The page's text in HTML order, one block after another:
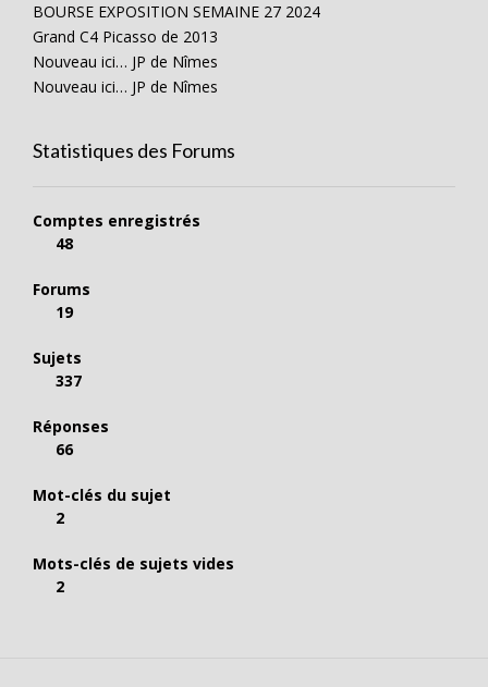
BOURSE EXPOSITION SEMAINE 27 2024
Grand C4 Picasso de 2013
Nouveau ici… JP de Nîmes
Nouveau ici… JP de Nîmes
Statistiques des Forums
Comptes enregistrés
48
Forums
19
Sujets
337
Réponses
66
Mot-clés du sujet
2
Mots-clés de sujets vides
2